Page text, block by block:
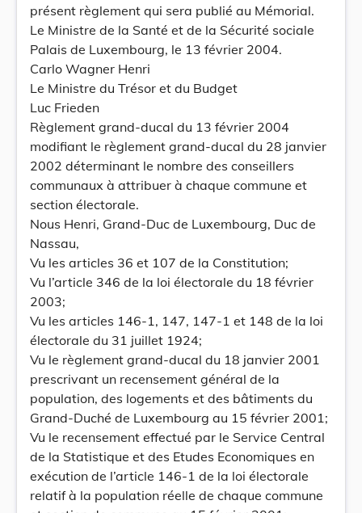
présent règlement qui sera publié au Mémorial.
Le Ministre de la Santé et de la Sécurité sociale
Palais de Luxembourg, le 13 février 2004.
Carlo Wagner Henri
Le Ministre du Trésor et du Budget
Luc Frieden
Règlement grand-ducal du 13 février 2004
modifiant le règlement grand-ducal du 28 janvier
2002 déterminant le nombre des conseillers
communaux à attribuer à chaque commune et
section électorale.
Nous Henri, Grand-Duc de Luxembourg, Duc de
Nassau,
Vu les articles 36 et 107 de la Constitution;
Vu l’article 346 de la loi électorale du 18 février
2003;
Vu les articles 146-1, 147, 147-1 et 148 de la loi
électorale du 31 juillet 1924;
Vu le règlement grand-ducal du 18 janvier 2001
prescrivant un recensement général de la
population, des logements et des bâtiments du
Grand-Duché de Luxembourg au 15 février 2001;
Vu le recensement effectué par le Service Central
de la Statistique et des Etudes Economiques en
exécution de l’article 146-1 de la loi électorale
relatif à la population réelle de chaque commune